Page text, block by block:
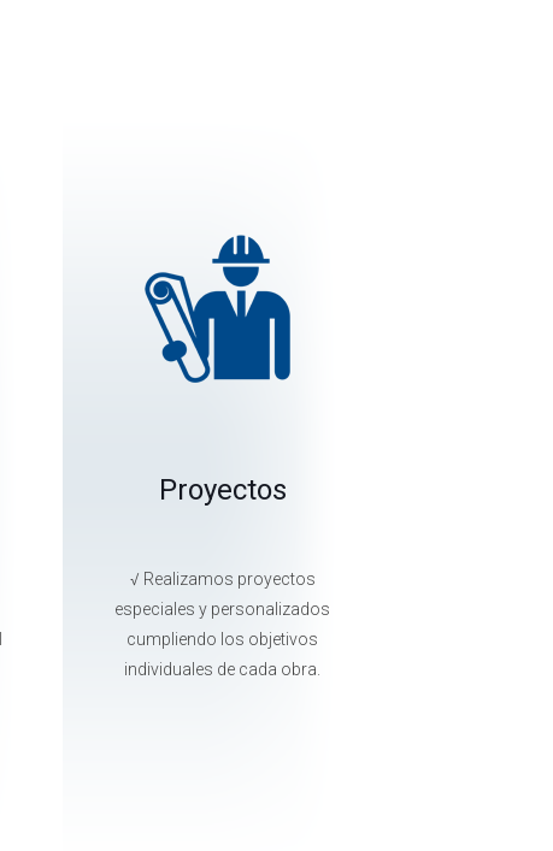
Proyectos
√ Realizamos proyectos
especiales y personalizados
cumpliendo los objetivos
individuales de cada obra.